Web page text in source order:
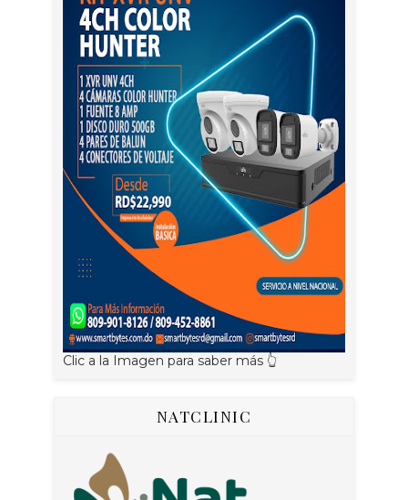
Clic a la Imagen para saber más 👆
NATCLINIC